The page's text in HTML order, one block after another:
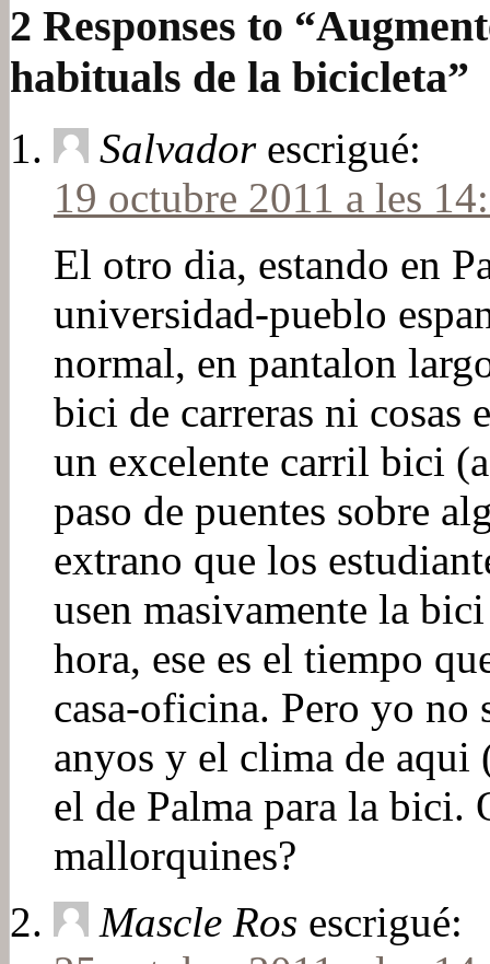
2 Responses to
habituals de la bicicleta”
Salvador escrigué:
19 octubre 2011 a les
El otro dia, estando en
universidad-pueblo
normal, en pantalon
bici de carreras ni cosas
un excelente carril bici
paso de puentes sobre
extrano que los
usen masivamente la
hora, ese es el tiempo
casa-oficina. Pero yo no
anyos y el clima de aqui
el de Palma para la bici.
mallorquines?
Mascle Ros escrigué: